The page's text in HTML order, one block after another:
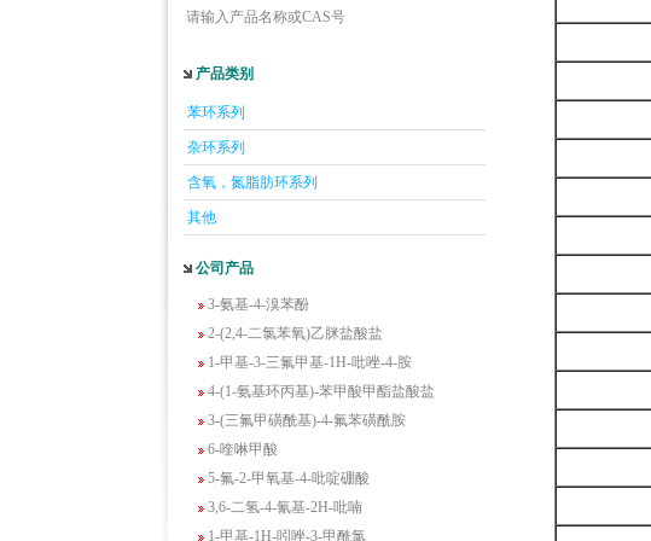
请输入产品名称或CAS号
产品类别
苯环系列
杂环系列
含氧，氮脂肪环系列
其他
公司产品
1-吡啶-2-基-2-丙酮
2-甲基-6-羟基-4-嘧啶甲酸
3-氟-2-硝基苯甲酸
2-羟甲基-4-氨基吡啶
2-(羟甲基)丙烯酸乙酯(含稳定剂HQ);2-羟
甲基丙烯酸乙酯
3-氨基-4-溴苯酚
2-(2,4-二氯苯氧)乙脒盐酸盐
1-甲基-3-三氟甲基-1H-吡唑-4-胺
4-(1-氨基环丙基)-苯甲酸甲酯盐酸盐
3-(三氟甲磺酰基)-4-氟苯磺酰胺
6-喹啉甲酸
5-氟-2-甲氧基-4-吡啶硼酸
3,6-二氢-4-氰基-2H-吡喃
1-甲基-1H-吲唑-3-甲酰氯